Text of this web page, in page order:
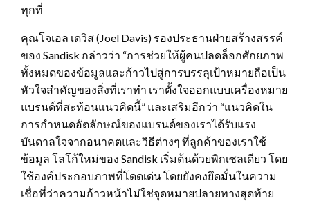
ทุกที่
คุณโจเอล เดวิส (Joel Davis) รองประธานฝ่ายสร้างสรรค์
ของ Sandisk กล่าวว่า “การช่วยให้ผู้คนปลดล็อกศักยภาพ
ทั้งหมดของข้อมูลและก้าวไปสู่การบรรลุเป้าหมายถือเป็น
หัวใจสำคัญของสิ่งที่เราทำ เราตั้งใจออกแบบเครื่องหมาย
แบรนด์ที่สะท้อนแนวคิดนี้” และเสริมอีกว่า “แนวคิดใน
การกำหนดอัตลักษณ์ของแบรนด์ของเราได้รับแรง
บันดาลใจจากอนาคตและวิธีต่างๆ ที่ลูกค้าของเราใช้
ข้อมูล โลโก้ใหม่ของ Sandisk เริ่มต้นด้วยพิกเซลเดียว โดย
ใช้องค์ประกอบภาพที่โดดเด่น โดยยังคงยึดมั่นในความ
เชื่อที่ว่าความก้าวหน้าไม่ใช่จุดหมายปลายทางสุดท้าย